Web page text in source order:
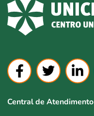
Central de Atendimento